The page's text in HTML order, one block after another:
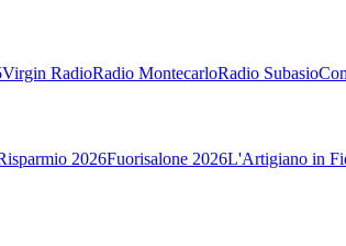
Virgin RadioRadio MontecarloRadio Subasio
2026Fuorisalone 2026L'Artigiano in